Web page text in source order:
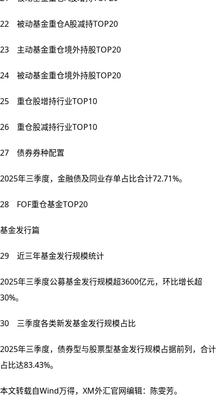
22 被动基金重仓A股减持TOP20
23 主动基金重仓境外持股TOP20
24 被动基金重仓境外持股TOP20
25 重仓股增持行业TOP10
26 重仓股减持行业TOP10
27 债券券种配置
2025年三季度，金融债及同业存单占比合计72.71%。
28 FOF重仓基金TOP20
基金发行篇
29 近三年基金发行规模统计
2025年三季度公募基金发行规模超3600亿元，环比增长超
30%。
30 三季度各类新发基金发行规模占比
2025年三季度，债券型与股票型基金发行规模占据前列，合计
占比达83.43%。
本文转载自Wind万得，XM外汇官网编辑：陈雯芳。